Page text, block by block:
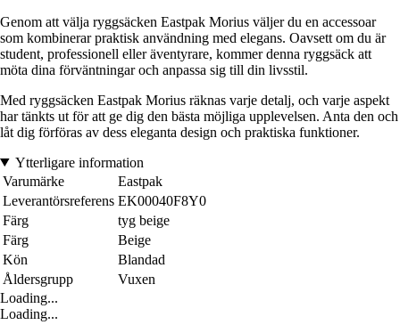
Genom att välja ryggsäcken Eastpak Morius väljer du en accessoar
som kombinerar praktisk användning med elegans. Oavsett om du är
student, professionell eller äventyrare, kommer denna ryggsäck att
möta dina förväntningar och anpassa sig till din livsstil.
Med ryggsäcken Eastpak Morius räknas varje detalj, och varje aspekt
har tänkts ut för att ge dig den bästa möjliga upplevelsen. Anta den och
låt dig förföras av dess eleganta design och praktiska funktioner.
Ytterligare information
Varumärke
Eastpak
Leverantörsreferens EK00040F8Y0
Färg
tyg beige
Färg
Beige
Kön
Blandad
Åldersgrupp
Vuxen
Loading...
Loading...